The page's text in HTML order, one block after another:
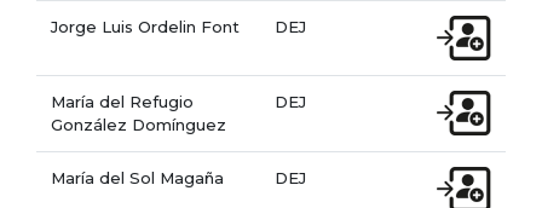
Jorge Luis Ordelin Font DEJ
María del Refugio
González Domínguez
DEJ
María del Sol Magaña DEJ